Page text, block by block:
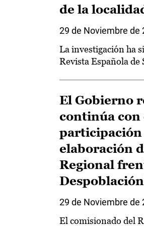
de la
29 de Noviembre de
La investigación ha
Revista Española de
El Gobierno
continúa con
participación
elaboración
Regional
29 de Noviembre de
El comisionado del